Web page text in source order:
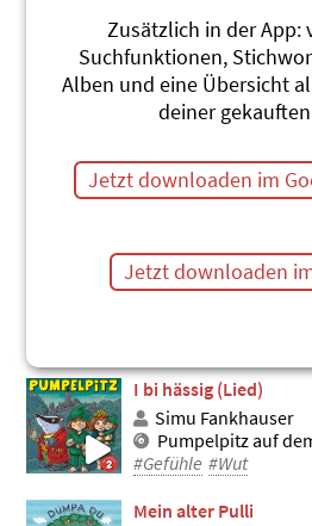
Schlurpf-Lied
Roland Zoss
Güschi 1
#Schnecke #Gefühle
Hanspeter Amstein
Happy Birthday
De truurig Clown
Stephanie Jakobi-
I bi hässig (Lied)
Simu Fankhauser
Pumpelpitz auf
#Gefühle #Wut
Mein alter Pulli
Zusätzlich in der App:
Suchfunktionen,
Alben und eine Übersicht
deiner
Jetzt downloaden im
Jetzt downloaden